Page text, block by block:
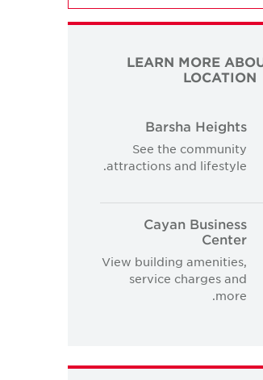
LEARN MORE
LOCATION
Barsha Heights
See the community
attractions and lifestyle.
Cayan Business
Center
View building amenities,
service charges and
more.